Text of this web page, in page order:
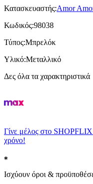
Κατασκευαστής:Amor
Κωδικός:98038
Τύπος:Μπρελόκ
Υλικό:Μεταλλικό
Δες όλα τα χαρακτηριστικά
Γίνε μέλος στο SHOPFLIX
χρόνο!
Ισχύουν όροι &